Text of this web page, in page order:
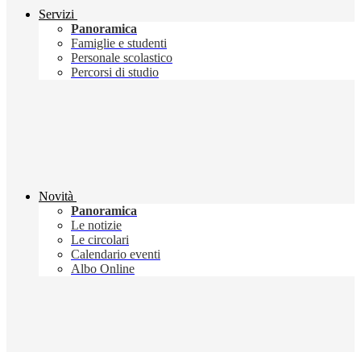
Servizi
Panoramica
Famiglie e studenti
Personale scolastico
Percorsi di studio
Novità
Panoramica
Le notizie
Le circolari
Calendario eventi
Albo Online